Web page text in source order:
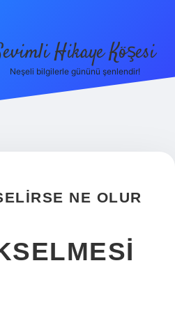
Hikaye Köşesi
Neşeli bilgilerle gününü şenlendir!
NE OLUR